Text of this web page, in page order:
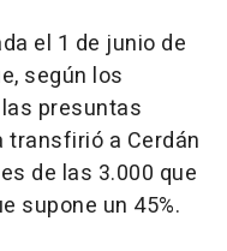
el 1 de junio de
según los
presuntas
transfirió a Cerdán
de las 3.000 que
supone un 45%.